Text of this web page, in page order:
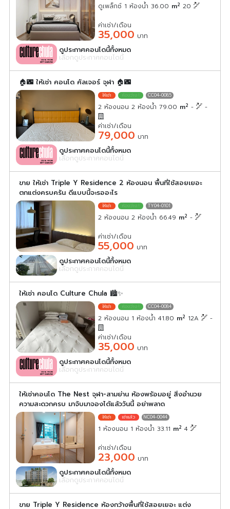
ดูเพล็กซ์ 1 ห้องน้ำ 36.00 m2 20
ค่าเช่า/เดือน
35,000 บาท
ดูประกาศคอนโดนี้ทั้งหมด
เลือกดูประกาศคอนโดนี้
🏠🌃 ให้เช่า คอนโด คัลเจอร์ จุฬา 🏠🌃
CC04-0085
2 ห้องนอน 2 ห้องน้ำ 79.00 m2 - -
ค่าเช่า/เดือน
79,000 บาท
ดูประกาศคอนโดนี้ทั้งหมด
เลือกดูประกาศคอนโดนี้
ขาย ให้เช่า Triple Y Residence 2 ห้องนอน พื้นที่ใช้สอยเยอะ
ตกแต่งครบครัน ดีแบบนี้จะรออะไร
TY04-0101
2 ห้องนอน 2 ห้องน้ำ 66.49 m2 -
ค่าเช่า/เดือน
55,000 บาท
ดูประกาศคอนโดนี้ทั้งหมด
เลือกดูประกาศคอนโดนี้
ให้เช่า คอนโด Culture Chula 🏙️✨
CC04-0084
2 ห้องนอน 1 ห้องน้ำ 41.80 m2 12A -
ค่าเช่า/เดือน
35,000 บาท
ดูประกาศคอนโดนี้ทั้งหมด
เลือกดูประกาศคอนโดนี้
ให้เช่าคอนโด The Nest จุฬา-สามย่าน ห้องพร้อมอยู่ สิ่งอำนวย
ความสะดวกครบ มาจับมาจองได้แล้ววันนี้ อย่าพลาด
NC04-0044
1 ห้องนอน 1 ห้องน้ำ 33.11 m2 4
ค่าเช่า/เดือน
23,000 บาท
ดูประกาศคอนโดนี้ทั้งหมด
เลือกดูประกาศคอนโดนี้
ขาย Triple Y Residence ห้องกว้างพื้นที่ใช้สอยเยอะ แต่ง